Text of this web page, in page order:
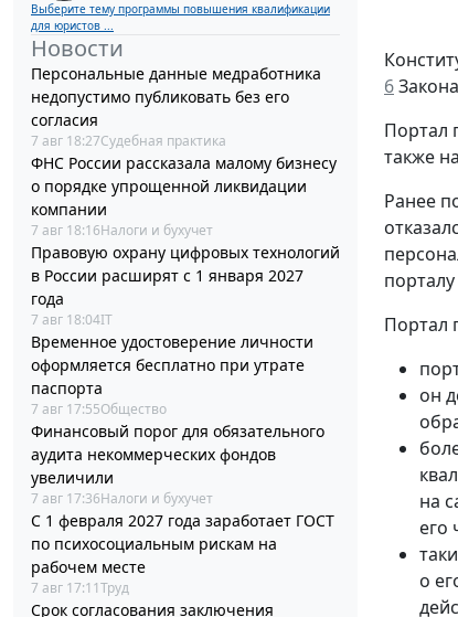
Выберите тему программы повышения квалификации
для юристов ...
Новости
Персональные данные медработника
недопустимо публиковать без его
согласия
7 авг 18:27Судебная практика
ФНС России рассказала малому бизнесу
о порядке упрощенной ликвидации
компании
7 авг 18:16Налоги и бухучет
Правовую охрану цифровых технологий
в России расширят с 1 января 2027
года
7 авг 18:04IT
Временное удостоверение личности
оформляется бесплатно при утрате
паспорта
7 авг 17:55Общество
Финансовый порог для обязательного
аудита некоммерческих фондов
увеличили
7 авг 17:36Налоги и бухучет
С 1 февраля 2027 года заработает ГОСТ
по психосоциальным рискам на
рабочем месте
7 авг 17:11Труд
Срок согласования заключения
6
Портал
также
Ранее
Портал
он
на
его
о